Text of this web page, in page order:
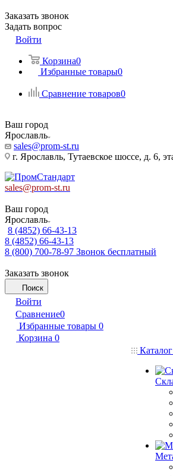
Заказать звонок
Задать вопрос
Войти
Корзина0
Избранные товары0
Сравнение товаров0
Ваш город
Ярославль
sales@prom-st.ru
г. Ярославль, Тутаевское шоссе, д. 6,
sales@prom-st.ru
Ваш город
Ярославль
8 (4852) 66-43-13
8 (4852) 66-43-13
8 (800) 700-78-97 Звонок бесплатный
Заказать звонок
Поиск
Войти
Сравнение0
Избранные товары 0
Корзина 0
Каталог